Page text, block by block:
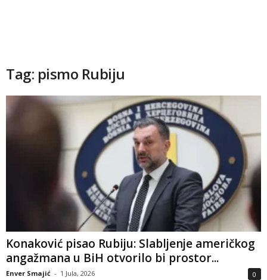
Tag: pismo Rubiju
Konaković pisao Rubiju: Slabljenje američkog
angažmana u BiH otvorilo bi prostor...
Enver Smajić - 1 Jula, 2026 0